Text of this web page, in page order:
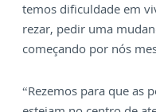
temos dificuldade em
rezar, pedir uma
começando por nós
“Rezemos para que as